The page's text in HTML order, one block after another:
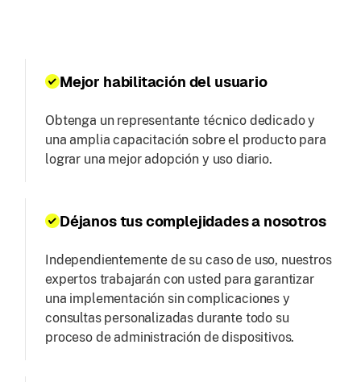
Mejor habilitación del usuario
Obtenga un representante técnico dedicado y
una amplia capacitación sobre el producto para
lograr una mejor adopción y uso diario.
Déjanos tus complejidades a nosotros
Independientemente de su caso de uso, nuestros
expertos trabajarán con usted para garantizar
una implementación sin complicaciones y
consultas personalizadas durante todo su
proceso de administración de dispositivos.